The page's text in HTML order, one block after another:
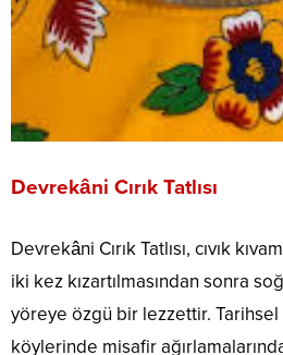
Devrekâni Cırık Tatlısı
Devrekâni Cırık Tatlısı, cıvık
iki kez kızartılmasından sonra
yöreye özgü bir lezzettir.
köylerinde misafir